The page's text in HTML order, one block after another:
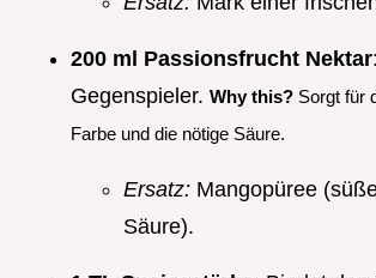
200 ml Passionsfrucht Nektar
Gegenspieler. Why this? Sorgt für
Farbe und die nötige Säure.
Ersatz: Mangopüree
Säure).